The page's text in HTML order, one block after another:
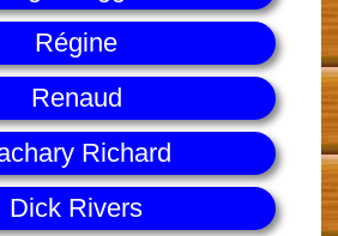
Régine
Renaud
Richard
Dick Rivers